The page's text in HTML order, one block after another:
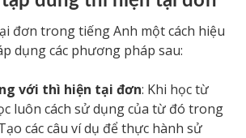
đơn trong tiếng Anh một cách hiệu
dụng các phương pháp sau:
với thì hiện tại đơn: Khi học từ
luôn cách sử dụng của từ đó trong
các câu ví dụ để thực hành sử